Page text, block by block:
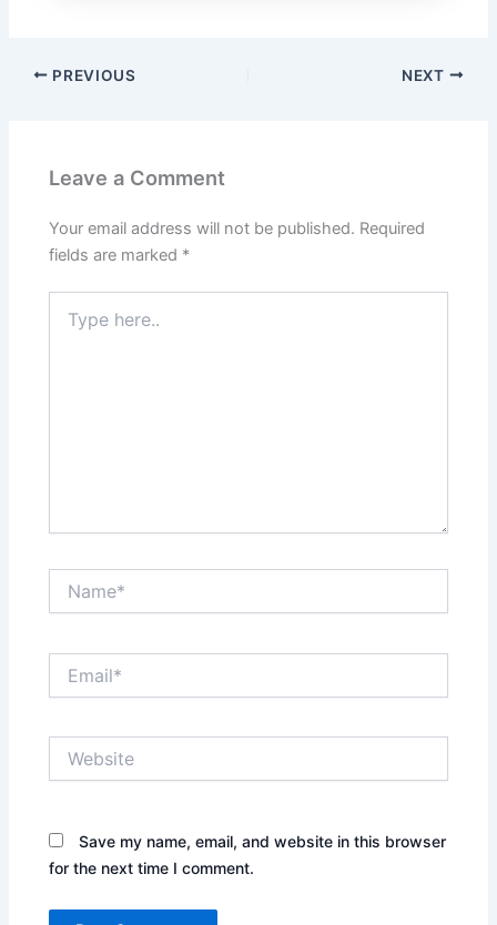
PREVIOUS NEXT
Leave a Comment
Your email address will not be published. Required
fields are marked *
here..
Save my name, email, and website in this browser
for the next time I comment.